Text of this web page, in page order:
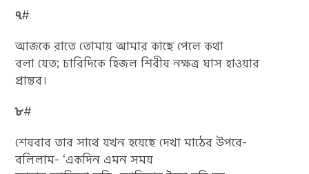
৭#
আজকে রাতে তোমায় আমার কাছে পেলে কথা
বলা যেত; চারিদিকে হিজল শিরীষ নক্ষত্র ঘাস হাওয়ার
প্রান্তর।
৮#
শেষবার তার সাথে যখন হয়েছে দেখা মাঠের উপরে-
বলিলাম- ‘একদিন এমন সময়